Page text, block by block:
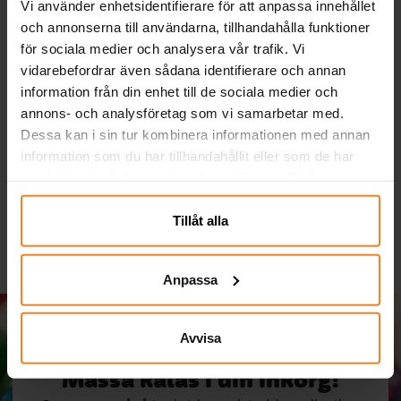
Vi använder enhetsidentifierare för att anpassa innehållet
och annonserna till användarna, tillhandahålla funktioner
för sociala medier och analysera vår trafik. Vi
vidarebefordrar även sådana identifierare och annan
information från din enhet till de sociala medier och
annons- och analysföretag som vi samarbetar med.
Dessa kan i sin tur kombinera informationen med annan
information som du har tillhandahållit eller som de har
närsomhelst ändra ditt samtycke.
Tillåt alla
Anpassa
Avvisa
Ballonger - Lavendel 10-
pack
Pris :29,00 kr
29,00 kr
KÖP
Serpentiner - Ljusrosa
Pris:19,00 kr
19,00 kr
KÖP
Massa kalas i din inkorg!